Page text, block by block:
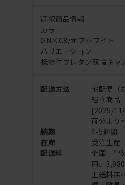
選択商品情報
カラー
GN×C8/オフホワイト
バリエーション
抵抗付ウレタン双輪キャ
配送方法
宅配便（
組立商品
[2025/
荷分より
納期
4-5週間
在庫
受注生産
配送料
全国一律
円、
上送料無